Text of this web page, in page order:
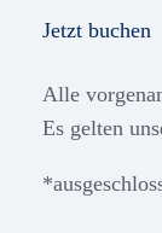
Jetzt buchen
Alle
Es gelten